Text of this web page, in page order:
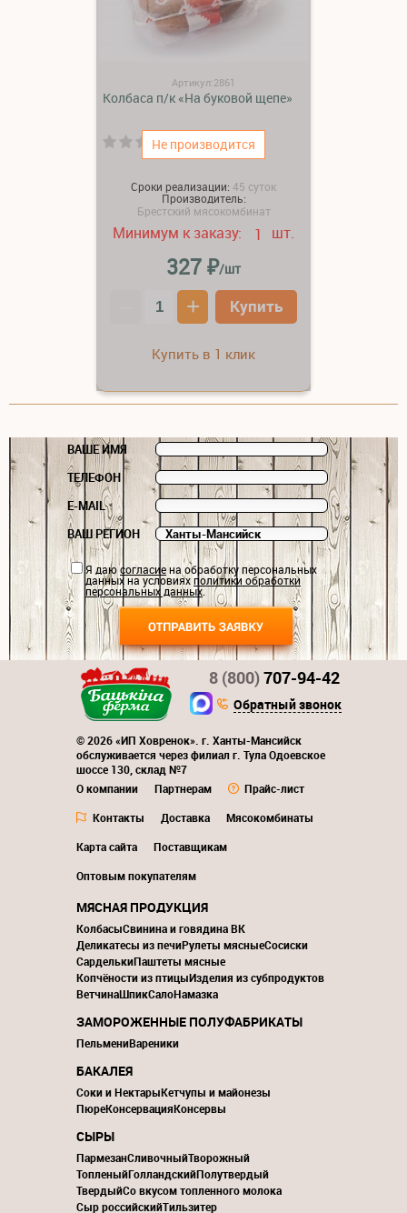
Не производится
Артикул:2861
Колбаса п/к «На буковой щепе»
(0)
Сроки реализации: 45 суток
Производитель:
Брестский мясокомбинат
Минимум к заказу: 1 шт.
327₽/шт
+ Купить
Купить в 1 клик
ВАШЕ ИМЯ
ТЕЛЕФОН
E-MAIL
ВАШ РЕГИОН
Я даюсогласиена обработку персональных
данных на условияхполитики обработки
персональных данных.
© 2026 «ИП Ховренок». г. Ханты-Мансийск
обслуживается через филиал г. Тула Одоевское
шоссе 130, склад №7
О компании
Партнерам
Прайс-лист
Контакты
Доставка
Мясокомбинаты
Карта сайта
Поставщикам
Оптовым покупателям
8 (800)707-94-42
Обратный звонок
МЯСНАЯ ПРОДУКЦИЯ
КолбасыСвинина и говядина ВК
Деликатесы из печиРулеты мясныеСосиски
СарделькиПаштеты мясные
Копчёности из птицыИзделия из субпродуктов
ВетчинаШпикСалоНамазка
ЗАМОРОЖЕННЫЕ ПОЛУФАБРИКАТЫ
ПельмениВареники
БАКАЛЕЯ
Соки и НектарыКетчупы и майонезы
ПюреКонсервацияКонсервы
СЫРЫ
ПармезанСливочныйТворожный
ТопленыйГолландскийПолутвердый
ТвердыйСо вкусом топленного молока
Сыр российскийТильзитер